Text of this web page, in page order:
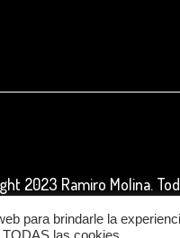
2023 Ramiro Molina.
y Desarrollo Web:PuntoJS
para brindarle la
las cookies.